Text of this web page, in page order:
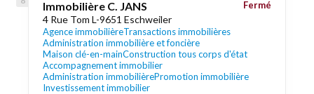
Immobilière C. JANS
4 Rue Tom L-9651 Eschweiler
Agence immobilièreTransactions immobilières
Administration immobilière et foncière
Maison clé-en-mainConstruction tous corps d'état
Accompagnement immobilier
Administration immobilièrePromotion immobilière
Investissement immobilier
Fermé